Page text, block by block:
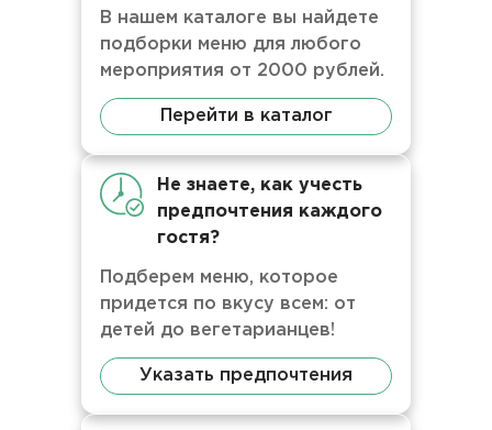
В нашем каталоге вы найдете
подборки меню для любого
мероприятия от 2000 рублей.
Перейти в каталог
Не знаете, как учесть
предпочтения каждого
гостя?
Подберем меню, которое
придется по вкусу всем: от
детей до вегетарианцев!
Указать предпочтения